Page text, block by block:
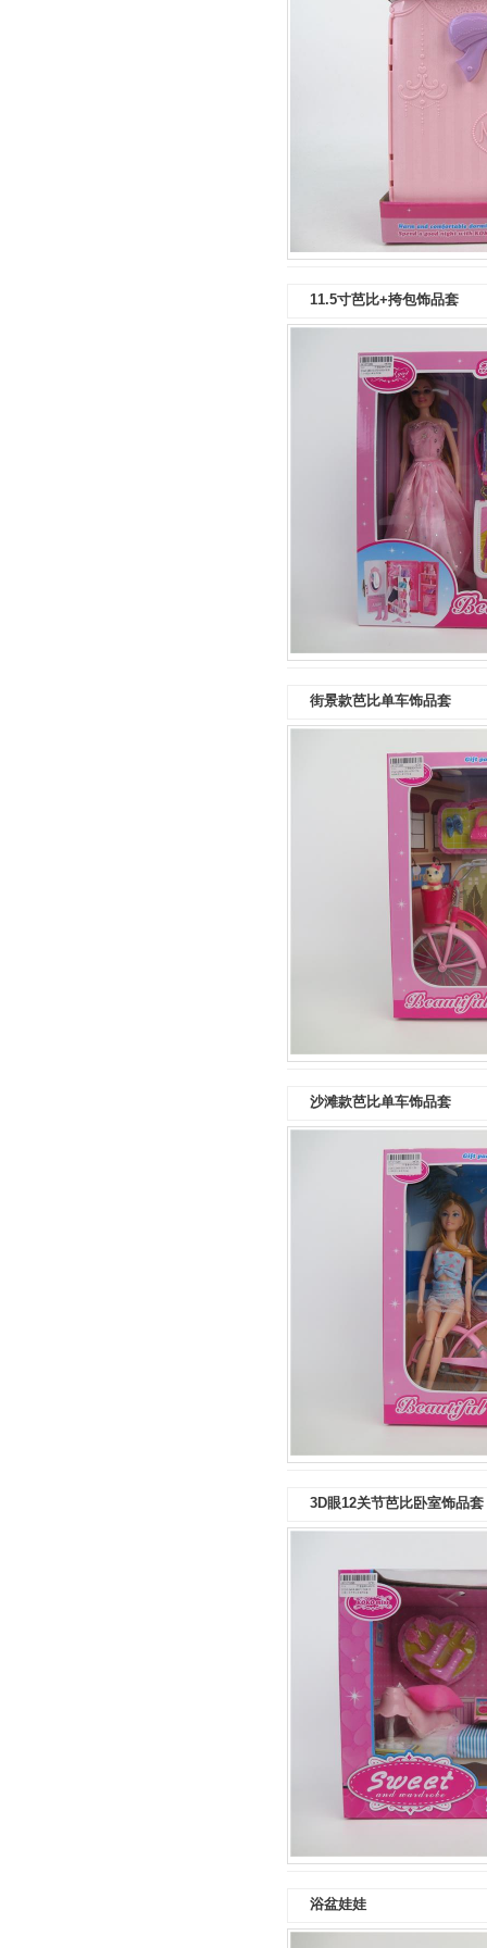
11.5寸芭比+挎包饰品套
街景款芭比单车饰品套
沙滩款芭比单车饰品套
3D眼12关节芭比卧室饰品套
浴盆娃娃